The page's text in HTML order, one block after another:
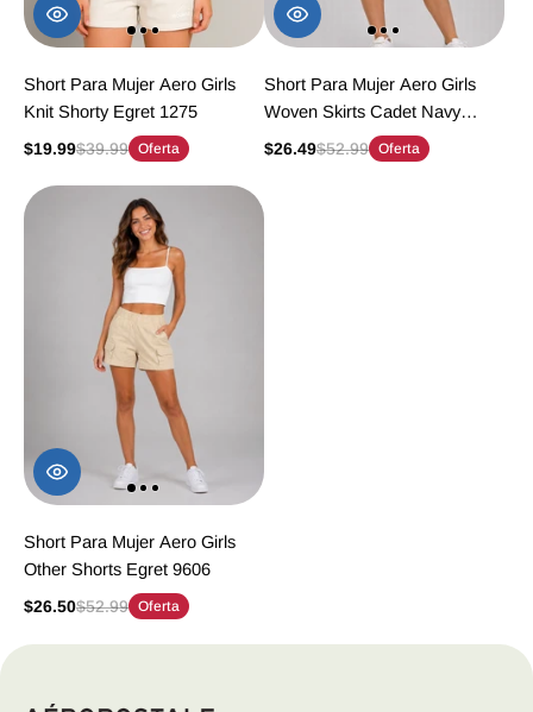
Short Para Mujer Aero Girls
Knit Shorty Egret 1275
$19.99$39.99 Oferta
Short Para Mujer Aero Girls
Woven Skirts Cadet Navy
7225
$26.49$52.99 Oferta
Short Para Mujer Aero Girls
Other Shorts Egret 9606
$26.50$52.99 Oferta